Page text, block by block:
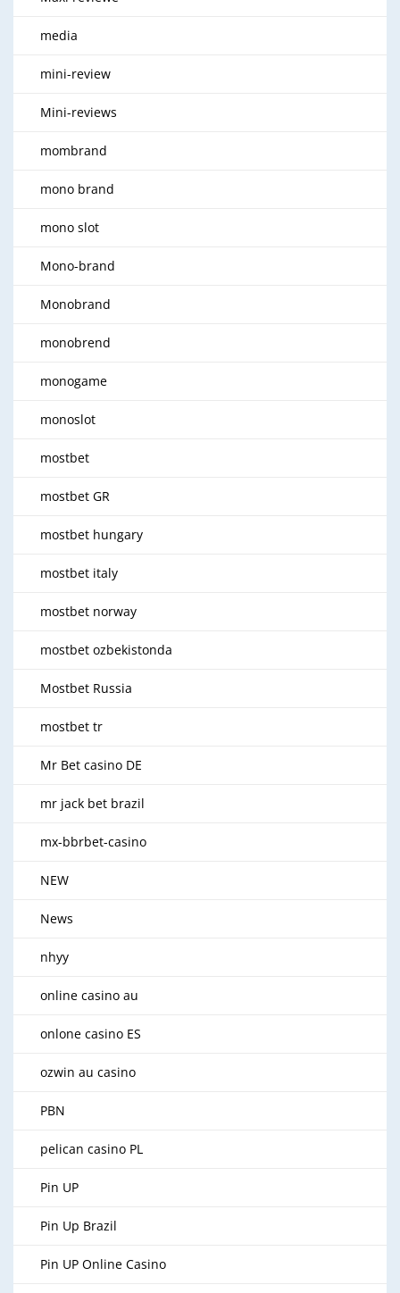
media
mini-review
Mini-reviews
mombrand
mono brand
mono slot
Mono-brand
Monobrand
monobrend
monogame
monoslot
mostbet
mostbet GR
mostbet hungary
mostbet italy
mostbet norway
mostbet ozbekistonda
Mostbet Russia
mostbet tr
Mr Bet casino DE
mr jack bet brazil
mx-bbrbet-casino
NEW
News
nhyy
online casino au
onlone casino ES
ozwin au casino
PBN
pelican casino PL
Pin UP
Pin Up Brazil
Pin UP Online Casino